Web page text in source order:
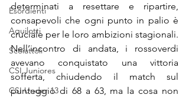
Esordienti
Aquilotti
Scoiattoli
CSI Juniores
CSI Under 13
determinati a resettare e ripartire,
consapevoli che ogni punto in palio è
cruciale per le loro ambizioni stagionali.
Nell’incontro di andata, i rossoverdi
avevano conquistato una vittoria
sofferta, chiudendo il match sul
punteggio di 68 a 63, ma la cosa non